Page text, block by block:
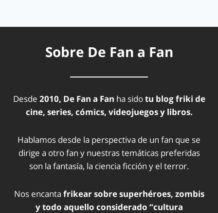
Sobre De Fan a Fan
Desde 2010, De Fan a Fan ha sidotu blog friki de
cine, series, cómics, videojuegos y libros.
Hablamos desde la perspectiva de un fan que se
dirige a otro fan y nuestras temáticas preferidas
son la fantasía, la ciencia ficción y el terror.
Nos encanta frikear sobre superhéroes, zombis
y todo aquello considerado “cultura